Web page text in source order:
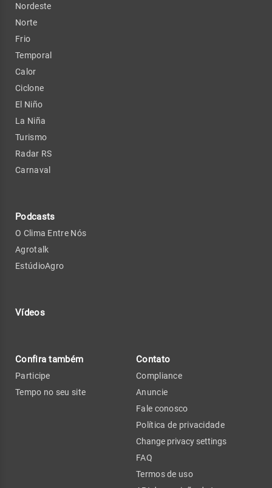
Nordeste
Norte
Frio
Temporal
Calor
Ciclone
El Niño
La Niña
Turismo
Radar RS
Carnaval
Podcasts
O Clima Entre Nós
Agrotalk
EstúdioAgro
Vídeos
Confira também
Participe
Tempo no seu site
Contato
Compliance
Anuncie
Fale conosco
Política de privacidade
Change privacy settings
FAQ
Termos de uso